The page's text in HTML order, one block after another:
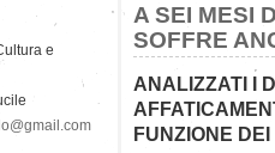
A SEI MESI
SOFFRE
ANALIZZATI I
FUNZIONE
e